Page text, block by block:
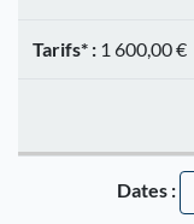
Tarifs* : 1 600,00 €
Dates :